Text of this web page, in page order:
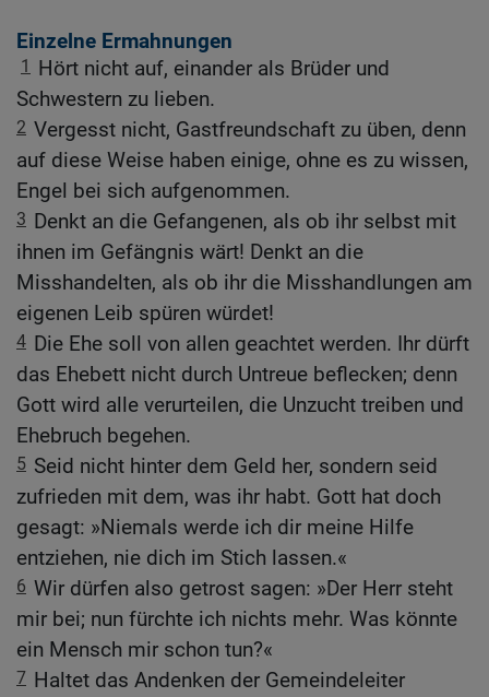
Einzelne Ermahnungen
1
Hört nicht auf, einander als Brüder und
Schwestern zu lieben.
2 Vergesst nicht, Gastfreundschaft zu üben, denn
auf diese Weise haben einige, ohne es zu wissen,
Engel bei sich aufgenommen.
3 Denkt an die Gefangenen, als ob ihr selbst mit
ihnen im Gefängnis wärt! Denkt an die
Misshandelten, als ob ihr die Misshandlungen am
eigenen Leib spüren würdet!
4 Die Ehe soll von allen geachtet werden. Ihr dürft
das Ehebett nicht durch Untreue beflecken; denn
Gott wird alle verurteilen, die Unzucht treiben und
Ehebruch begehen.
5 Seid nicht hinter dem Geld her, sondern seid
zufrieden mit dem, was ihr habt. Gott hat doch
gesagt: »Niemals werde ich dir meine Hilfe
entziehen, nie dich im Stich lassen.«
6 Wir dürfen also getrost sagen: »Der Herr steht
mir bei; nun fürchte ich nichts mehr. Was könnte
ein Mensch mir schon tun?«
7 Haltet das Andenken der Gemeindeleiter